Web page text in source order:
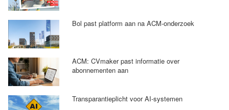
Bol past platform aan na ACM-onderzoek
ACM: CVmaker past informatie over
abonnementen aan
Transparantieplicht voor AI-systemen